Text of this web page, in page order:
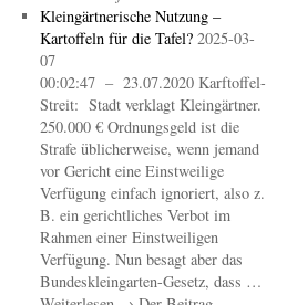
Kleingärtnerische Nutzung –
Kartoffeln für die Tafel? 2025-03-
07
00:02:47 – 23.07.2020 Karftoffel-
Streit: Stadt verklagt Kleingärtner.
250.000 € Ordnungsgeld ist die
Strafe üblicherweise, wenn jemand
vor Gericht eine Einstweilige
Verfügung einfach ignoriert, also z.
B. ein gerichtliches Verbot im
Rahmen einer Einstweiligen
Verfügung. Nun besagt aber das
Bundeskleingarten-Gesetz, dass …